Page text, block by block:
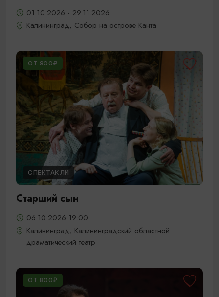
01.10.2026 - 29.11.2026
Калининград, Собор на острове Канта
ОТ 800₽
СПЕКТАКЛИ
Старший сын
06.10.2026 19:00
Калининград, Калининградский областной
драматический театр
ОТ 800₽